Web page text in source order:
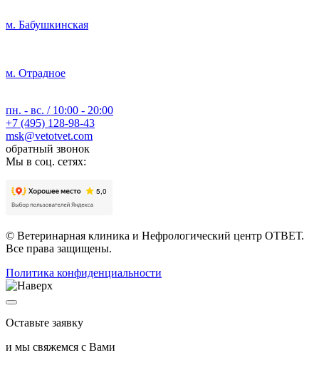
м. Бабушкинская
м. Отрадное
пн. - вс. / 10:00 - 20:00
+7 (495) 128-98-43
msk@vetotvet.com
обратный звонок
Мы в соц. сетях:
© Ветеринарная клиника и Нефрологический центр ОТВЕТ.
Все права защищены.
Политика конфиденциальности
Оставьте заявку
и мы свяжемся с Вами